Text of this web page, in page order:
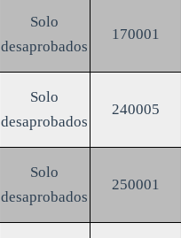
Solo
desaprobados
170001
Solo
desaprobados
240005
Solo
desaprobados
250001